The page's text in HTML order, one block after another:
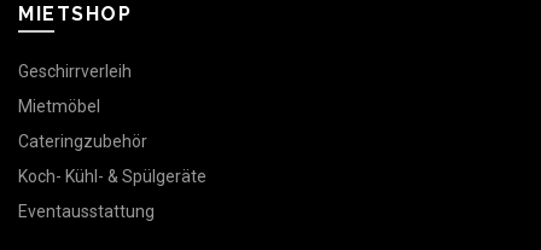
MIETSHOP
Geschirrverleih
Mietmöbel
Cateringzubehör
Koch- Kühl- & Spülgeräte
Eventausstattung